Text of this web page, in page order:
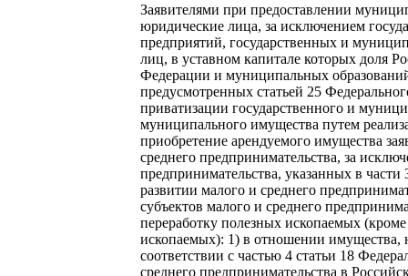
Заявителями при предоставлении
юридические лица, за исключением
предприятий, государственных и
лиц, в уставном капитале которых доля
Федерации и муниципальных
предусмотренных статьей 25
приватизации государственного и
муниципального имущества путем
приобретение арендуемого имущества
среднего предпринимательства, за
предпринимательства, указанных в
развитии малого и среднего
субъектов малого и среднего
переработку полезных ископаемых
ископаемых): 1) в отношении имущества,
соответствии с частью 4 статьи 18
среднего предпринимательства в